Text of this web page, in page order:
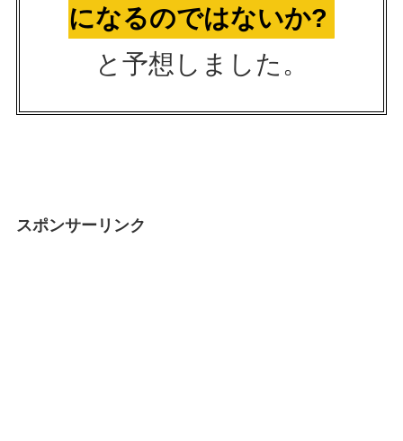
になるのではないか?
と予想しました。
スポンサーリンク